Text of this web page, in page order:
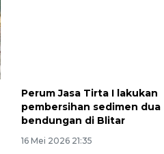
Perum Jasa Tirta I lakukan
pembersihan sedimen dua
bendungan di Blitar
16 Mei 2026 21:35